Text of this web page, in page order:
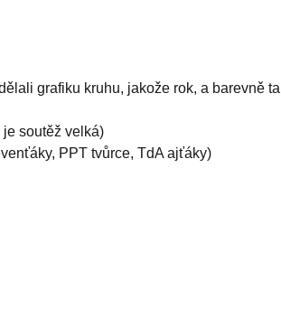
grafiku kruhu, jakože rok, a barevně
soutěž velká)
PPT tvůrce, TdA ajťáky)